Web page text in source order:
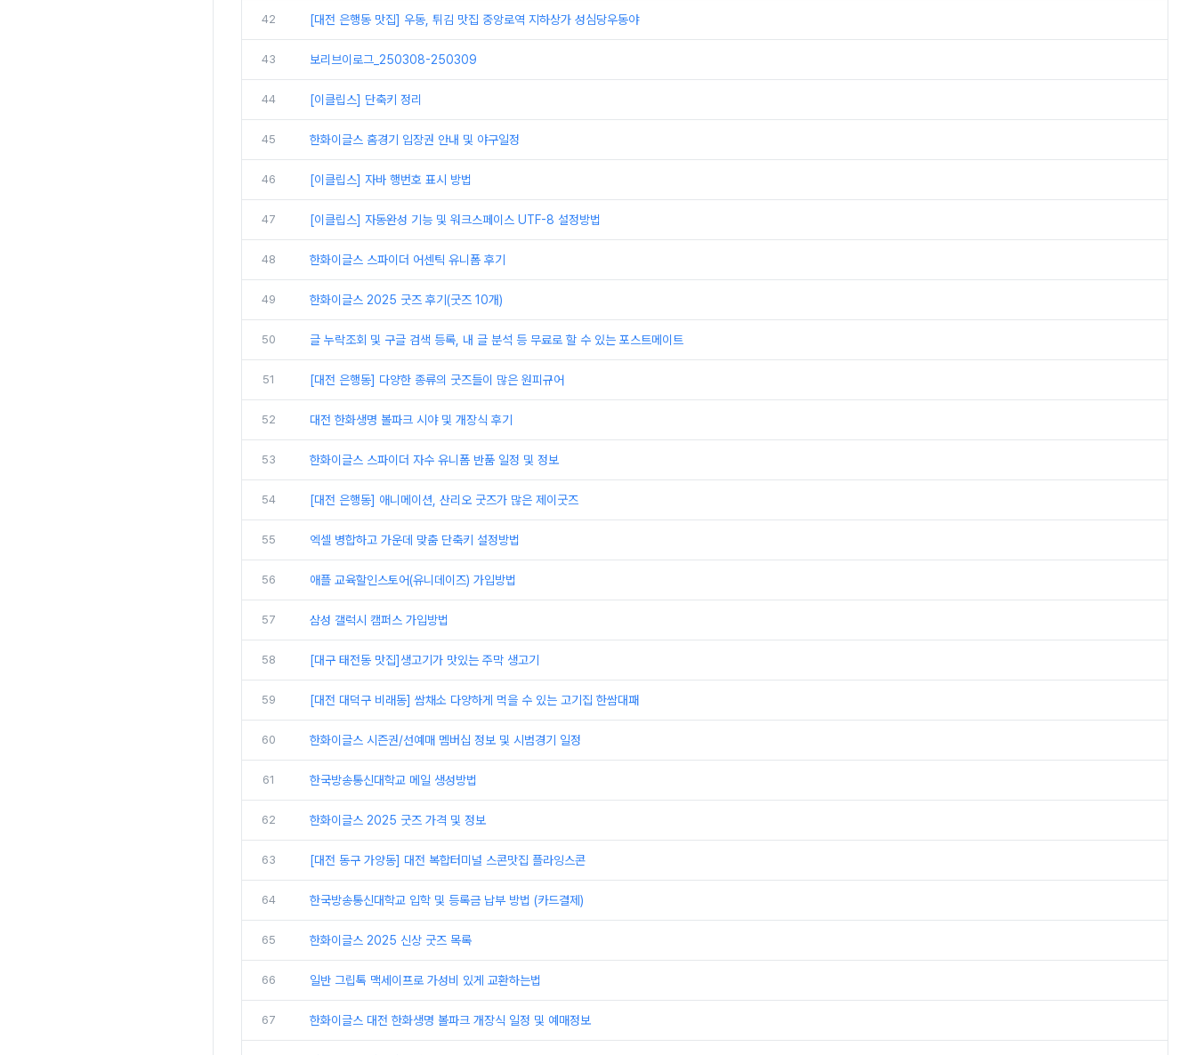
42 [대전 은행동 맛집] 우동, 튀김 맛집 중앙로역 지하상가 성심당우동야
43 보리브이로그_250308-250309
44 [이클립스] 단축키 정리
45 한화이글스 홈경기 입장권 안내 및 야구일정
46 [이클립스] 자바 행번호 표시 방법
47 [이클립스] 자동완성 기능 및 워크스페이스 UTF-8 설정방법
48 한화이글스 스파이더 어센틱 유니폼 후기
49 한화이글스 2025 굿즈 후기(굿즈 10개)
50 글 누락조회 및 구글 검색 등록, 내 글 분석 등 무료로 할 수 있는 포스트메이트
51 [대전 은행동] 다양한 종류의 굿즈들이 많은 원피규어
52 대전 한화생명 볼파크 시야 및 개장식 후기
53 한화이글스 스파이더 자수 유니폼 반품 일정 및 정보
54 [대전 은행동] 애니메이션, 산리오 굿즈가 많은 제이굿즈
55 엑셀 병합하고 가운데 맞춤 단축키 설정방법
56 애플 교육할인스토어(유니데이즈) 가입방법
57 삼성 갤럭시 캠퍼스 가입방법
58 [대구 태전동 맛집]생고기가 맛있는 주막 생고기
59 [대전 대덕구 비래동] 쌈채소 다양하게 먹을 수 있는 고기집 한쌈대패
60 한화이글스 시즌권/선예매 멤버십 정보 및 시범경기 일정
61 한국방송통신대학교 메일 생성방법
62 한화이글스 2025 굿즈 가격 및 정보
63 [대전 동구 가양동] 대전 복합터미널 스콘맛집 플라잉스콘
64 한국방송통신대학교 입학 및 등록금 납부 방법 (카드결제)
65 한화이글스 2025 신상 굿즈 목록
66 일반 그립톡 맥세이프로 가성비 있게 교환하는법
67 한화이글스 대전 한화생명 볼파크 개장식 일정 및 예매정보